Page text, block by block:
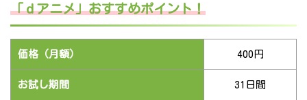
「ｄアニメ」おすすめポイント！
価格（月額） 400円
お試し期間 31日間